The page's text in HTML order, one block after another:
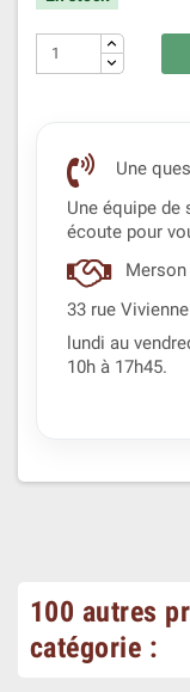
Une
Une équipe
écoute pour
Merson
33 rue
lundi au
10h à 17h45.
100 autres
catégorie :